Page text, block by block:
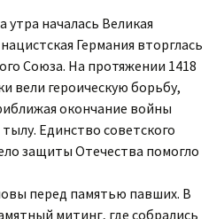
утра началась Великая
Германия вторглась
Союза. На протяжении 1418
вели героическую борьбу,
окончание войны
Единство советского
защиты Отечества помогло
перед памятью павших. В
митинг, где собрались